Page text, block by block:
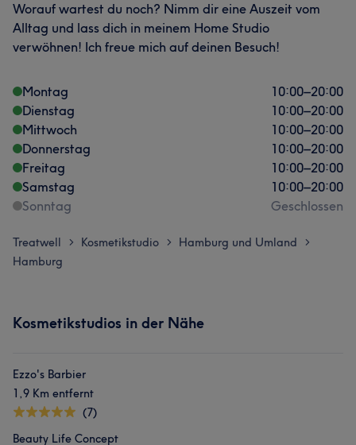
Worauf wartest du noch? Nimm dir eine Auszeit vom
Alltag und lass dich in meinem Home Studio
verwöhnen! Ich freue mich auf deinen Besuch!
Montag 10:00–20:00
Dienstag
10:00–20:00
Mittwoch
10:00–20:00
Donnerstag
10:00–20:00
Freitag
10:00–20:00
Samstag
10:00–20:00
Sonntag
Geschlossen
Treatwell > Kosmetikstudio > Hamburg und Umland >
Hamburg
Kosmetikstudios in der Nähe
Ezzo's Barbier
1,9 Km entfernt
(7)
Beauty Life Concept